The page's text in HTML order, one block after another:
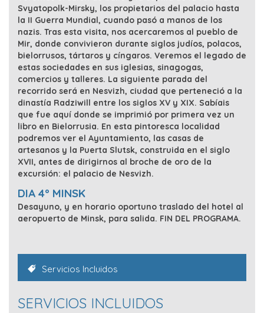
Svyatopolk-Mirsky, los propietarios del palacio hasta
la II Guerra Mundial, cuando pasó a manos de los
nazis. Tras esta visita, nos acercaremos al pueblo de
Mir, donde convivieron durante siglos judíos, polacos,
bielorrusos, tártaros y cíngaros. Veremos el legado de
estas sociedades en sus iglesias, sinagogas,
comercios y talleres. La siguiente parada del
recorrido será en Nesvizh, ciudad que perteneció a la
dinastía Radziwill entre los siglos XV y XIX. Sabíais
que fue aquí donde se imprimió por primera vez un
libro en Bielorrusia. En esta pintoresca localidad
podremos ver el Ayuntamiento, las casas de
artesanos y la Puerta Slutsk, construida en el siglo
XVII, antes de dirigirnos al broche de oro de la
excursión: el palacio de Nesvizh.
DIA 4º MINSK
Desayuno, y en horario oportuno traslado del hotel al
aeropuerto de Minsk, para salida. FIN DEL PROGRAMA.
Servicios Incluidos
SERVICIOS INCLUIDOS